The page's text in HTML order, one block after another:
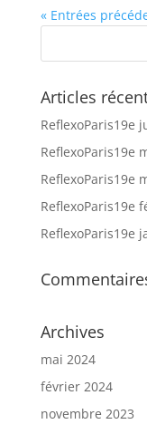
« Entrées
Articles
ReflexoParis19e
ReflexoParis19e
ReflexoParis19e
ReflexoParis19e
ReflexoParis19e
Archives
mai 2024
février 2024
novembre 2023